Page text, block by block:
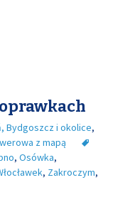
Bydgoszcz i okolice,
z mapą
, Osówka,
, Zakroczym,